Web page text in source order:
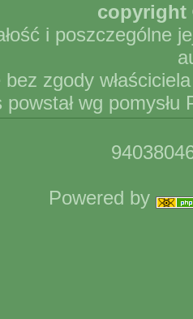
copyright
i poszczególne
zgody
powstał wg
Powered by